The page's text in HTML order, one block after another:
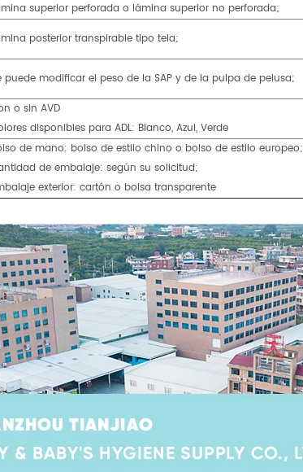
superior perforada o lámina superior no perforada;
posterior transpirable tipo tela;
puede modificar el peso de la SAP y de la pulpa de pelusa;
o sin AVD
disponibles para ADL: Blanco, Azul, Verde
de mano: bolso de estilo chino o bolso de estilo europeo;
de embalaje: según su solicitud;
exterior: cartón o bolsa transparente